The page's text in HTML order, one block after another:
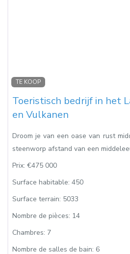
TE KOOP
Toeristisch bedrijf in het
en Vulkanen
Droom je van een oase van rust
steenworp afstand van een
Prix: €475 000
Surface habitable: 450
Surface terrain: 5033
Nombre de pièces: 14
Chambres: 7
Nombre de salles de bain: 6